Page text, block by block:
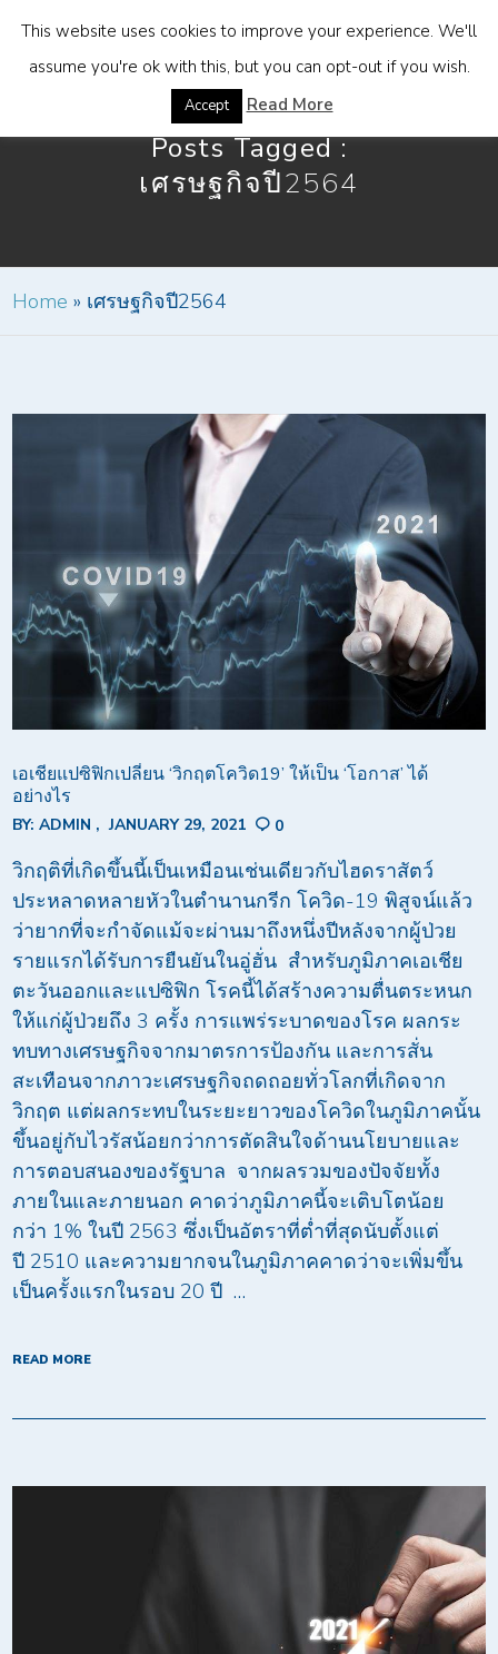
Posts Tagged :
เศรษฐกิจปี2564
Home » เศรษฐกิจปี2564
เอเชียแปซิฟิกเปลี่ยน ‘วิกฤตโควิด19’ ให้เป็น ‘โอกาส’ ได้
อย่างไร
BY:ADMIN JANUARY 29, 2021 0
วิกฤติที่เกิดขึ้นนี้เป็นเหมือนเช่นเดียวกับไฮดราสัตว์
ประหลาดหลายหัวในตำนานกรีก โควิด-19 พิสูจน์แล้ว
ว่ายากที่จะกำจัดแม้จะผ่านมาถึงหนึ่งปีหลังจากผู้ป่วย
รายแรกได้รับการยืนยันในอู่ฮั่น สำหรับภูมิภาคเอเชีย
ตะวันออกและแปซิฟิก โรคนี้ได้สร้างความตื่นตระหนก
ให้แก่ผู้ป่วยถึง 3 ครั้ง การแพร่ระบาดของโรค ผลกระ
ทบทางเศรษฐกิจจากมาตรการป้องกัน และการสั่น
สะเทือนจากภาวะเศรษฐกิจถดถอยทั่วโลกที่เกิดจาก
วิกฤต แต่ผลกระทบในระยะยาวของโควิดในภูมิภาคนั้น
ขึ้นอยู่กับไวรัสน้อยกว่าการตัดสินใจด้านนโยบายและ
การตอบสนองของรัฐบาล จากผลรวมของปัจจัยทั้ง
ภายในและภายนอก คาดว่าภูมิภาคนี้จะเติบโตน้อย
กว่า 1% ในปี 2563 ซึ่งเป็นอัตราที่ต่ำที่สุดนับตั้งแต่
ปี 2510 และความยากจนในภูมิภาคคาดว่าจะเพิ่มขึ้น
เป็นครั้งแรกในรอบ 20 ปี …
READ MORE
This website uses cookies to improve your experience. We'll
assume you're ok with this, but you can opt-out if you wish.
Accept Read More